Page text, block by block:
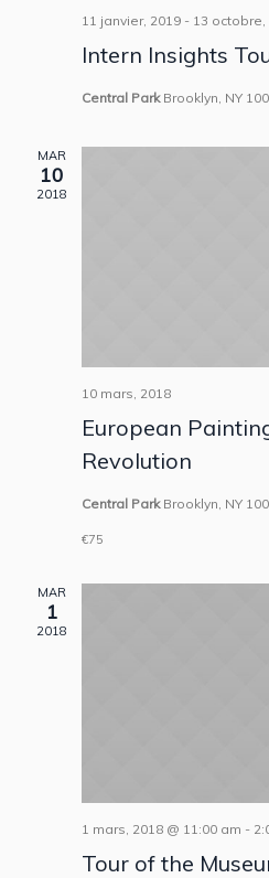
11 janvier, 2019 - 13 octobre,
Intern Insights
Central Park Brooklyn, NY
MAR
10
2018
10 mars, 2018
European
Revolution
Central Park Brooklyn, NY
€75
MAR
1
2018
1 mars, 2018 @ 11:00 am -
Tour of the